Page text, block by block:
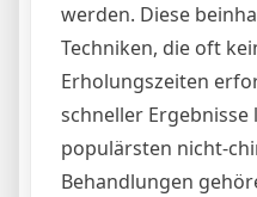
werden. Diese
Techniken, die oft
Erholungszeiten
schneller Ergebnisse
populärsten nicht-
Behandlungen